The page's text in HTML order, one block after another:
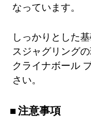
なっています。
しっかりとした
スジャグリング
クライナボール
さい。
注意事項